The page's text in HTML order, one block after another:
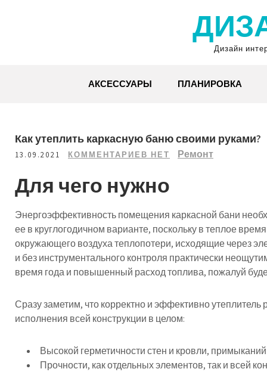
Дизайн
АКСЕССУАРЫ ПЛАНИРОВКА
Как утеплить каркасную баню своими руками?
13.09.2021 КОММЕНТАРИЕВ НЕТ Ремонт
Для чего нужно
Энергоэффективность помещения каркасной бани
ее в круглогодичном варианте, поскольку в теплое
окружающего воздуха теплопотери, исходящие через
и без инструментального контроля практически
время года и повышенный расход топлива, пожалуй
Сразу заметим, что корректно и эффективно утеплитель
исполнения всей конструкции в целом:
Высокой герметичности стен и кровли,
Прочности, как отдельных элементов, так и всей